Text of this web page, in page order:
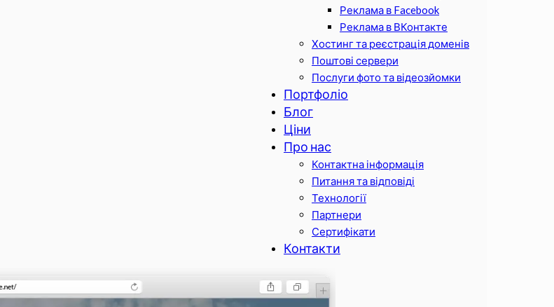
Реклама в Facebook
Реклама в ВКонтакте
Хостинг та реєстрація доменів
Поштові сервери
Послуги фото та відеозйомки
Портфоліо
Блог
Ціни
Про нас
Контактна інформація
Питання та відповіді
Технології
Партнери
Сертифікати
Контакти